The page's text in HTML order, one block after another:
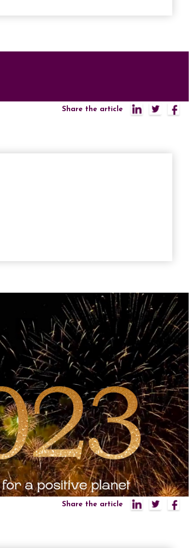
Share the article
Share the article